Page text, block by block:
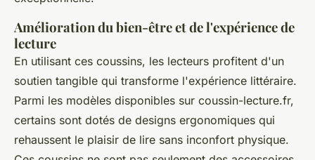
Amélioration du bien-être et de l'expérience de
lecture
En utilisant ces coussins, les lecteurs profitent d'un
soutien tangible qui transforme l'expérience littéraire.
Parmi les modèles disponibles sur coussin-lecture.fr,
certains sont dotés de designs ergonomiques qui
rehaussent le plaisir de lire sans inconfort physique.